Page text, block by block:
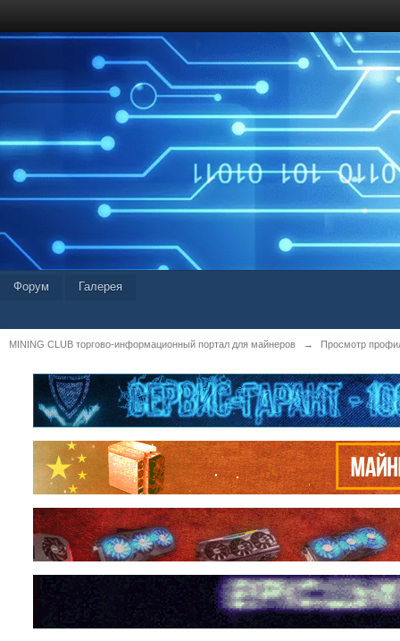
Форум Галерея
MINING CLUB торгово-информационный портал для майнеров → Просмотр